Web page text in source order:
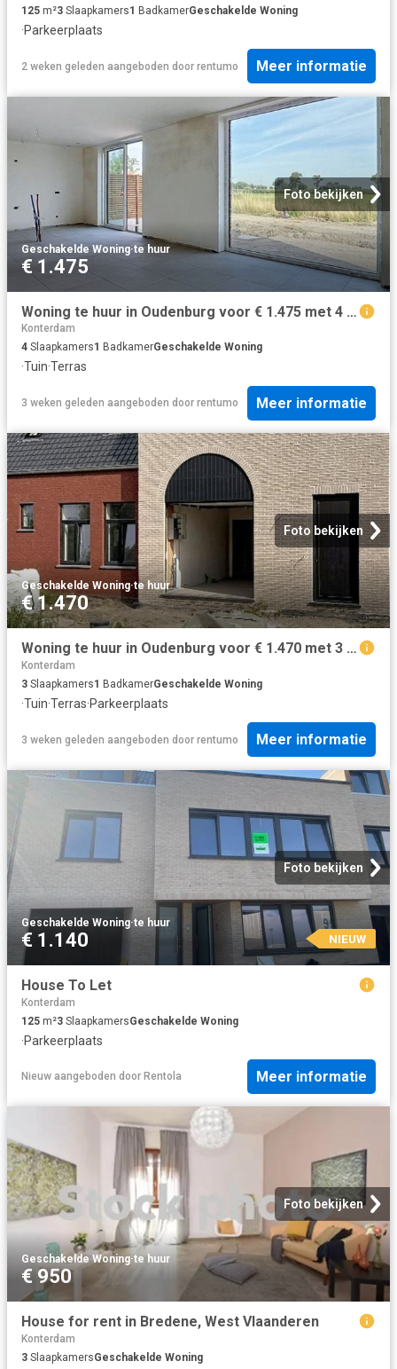
125 m²3 Slaapkamers1 BadkamerGeschakelde Woning
·Parkeerplaats
2 weken geleden aangeboden door rentumo Meer informatie
Foto bekijken
Geschakelde Woning·te huur
€ 1.475
Woning te huur in Oudenburg voor € 1.475 met 4 slaapkamers
Konterdam
4 Slaapkamers1 BadkamerGeschakelde Woning
·Tuin·Terras
3 weken geleden aangeboden door rentumo Meer informatie
Foto bekijken
Geschakelde Woning·te huur
€ 1.470
Woning te huur in Oudenburg voor € 1.470 met 3 slaapkamers
Konterdam
3 Slaapkamers1 BadkamerGeschakelde Woning
·Tuin·Terras·Parkeerplaats
3 weken geleden aangeboden door rentumo Meer informatie
Foto bekijken
Geschakelde Woning·te huur
€ 1.140 NIEUW
House To Let
Konterdam
125 m²3 SlaapkamersGeschakelde Woning
·Parkeerplaats
Nieuw aangeboden door Rentola Meer informatie
Foto bekijken
Geschakelde Woning·te huur
€ 950
House for rent in Bredene, West Vlaanderen
Konterdam
3 SlaapkamersGeschakelde Woning